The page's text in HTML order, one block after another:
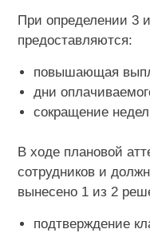
При определении 3
предоставляются:
повышающая
дни
сокращение
В ходе плановой
сотрудников и
вынесено 1 из 2
подтверждение